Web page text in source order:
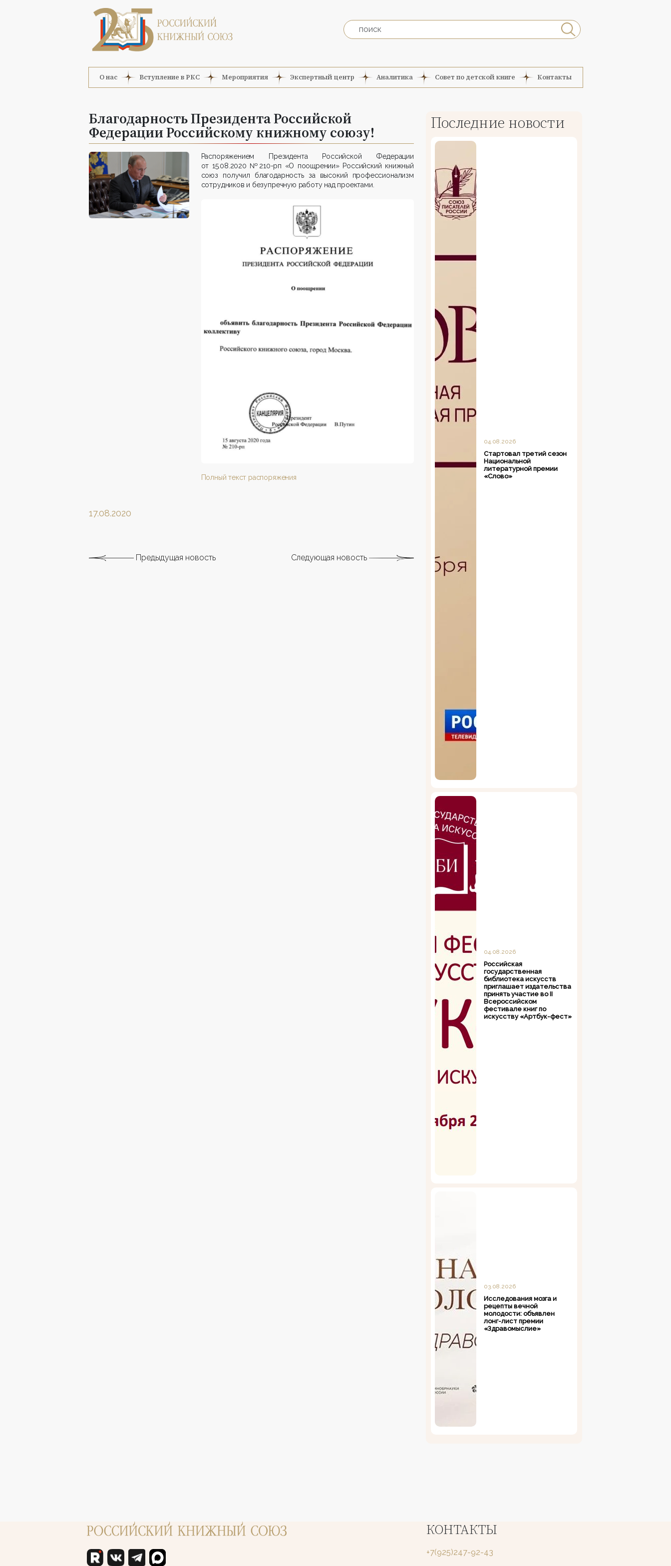
О нас Вступление в РКС Мероприятия Экспертный центр Аналитика Совет по детской книге Контакты
Благодарность Президента Российской
Федерации Российскому книжному союзу!
Распоряжением Президента Российской Федерации
от 15.08.2020 №210-рп «О поощрении» Российский книжный
союз получил благодарность за высокий профессионализм
сотрудников и безупречную работу над проектами.
Полный текст распоряжения
17.08.2020
Предыдущая новость Следующая новость
Последние новости
04.08.2026
Стартовал третий сезон
Национальной
литературной премии
«Слово»
04.08.2026
Российская
государственная
библиотека искусств
приглашает издательства
принять участие во II
Всероссийском
фестивале книг по
искусству «Артбук-фест»
03.08.2026
Исследования мозга и
рецепты вечной
молодости: объявлен
лонг-лист премии
«Здравомыслие»
КОНТАКТЫ
+7(925)247-92-43